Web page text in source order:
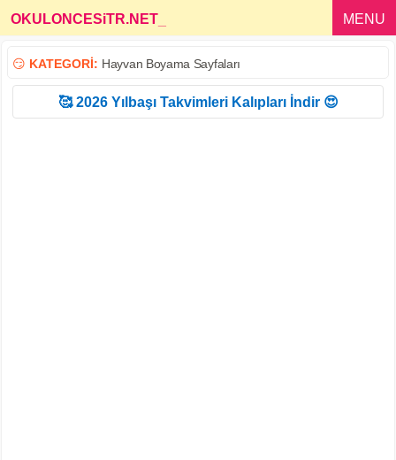
OKULONCESiTR.NET MENU
😏 KATEGORİ: Hayvan Boyama Sayfaları
🥰 2026 Yılbaşı Takvimleri Kalıpları İndir 😍